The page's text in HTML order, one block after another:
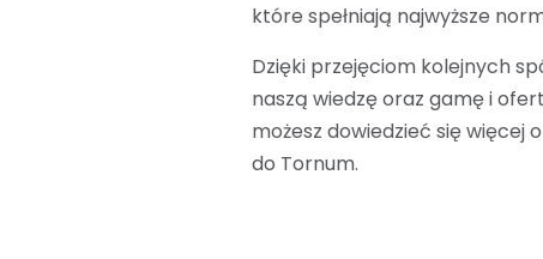
które spełniają najwyższe
Dzięki przejęciom kolejnych
naszą wiedzę oraz gamę i
możesz dowiedzieć się więcej
do Tornum.